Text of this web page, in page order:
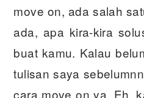
move on, ada salah
ada, apa kira-kira
buat kamu. Kalau
tulisan saya
cara move on ya. Eh,